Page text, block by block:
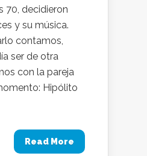
70, decidieron
y su música.
contamos,
ser de otra
con la pareja
Hipólito
Read More